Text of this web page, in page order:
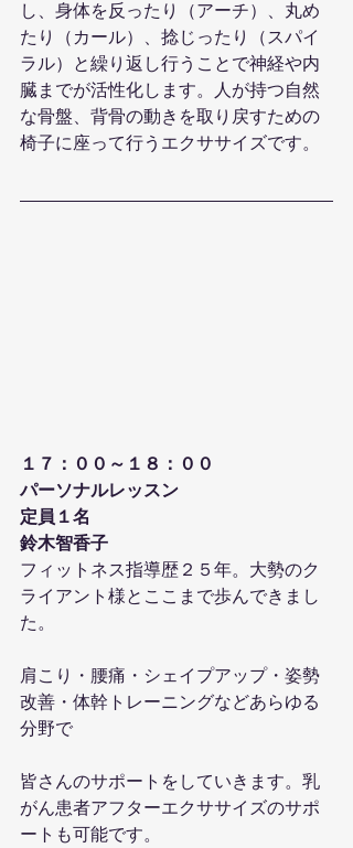
し、身体を反ったり（アーチ）、丸め
たり（カール）、捻じったり（スパイ
ラル）と繰り返し行うことで神経や内
臓までが活性化します。人が持つ自然
な骨盤、背骨の動きを取り戻すための
椅子に座って行うエクササイズです。
１７：００～１８：００
パーソナルレッスン
定員１名
鈴木智香子
フィットネス指導歴２５年。大勢のク
ライアント様とここまで歩んできまし
た。
肩こり・腰痛・シェイプアップ・姿勢
改善・体幹トレーニングなどあらゆる
分野で
皆さんのサポートをしていきます。乳
がん患者アフターエクササイズのサポ
ートも可能です。